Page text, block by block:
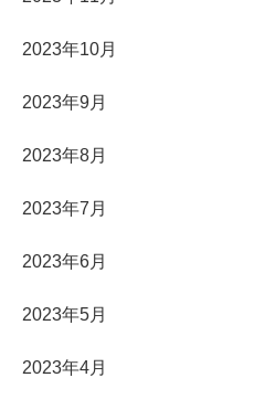
2023年10月
2023年9月
2023年8月
2023年7月
2023年6月
2023年5月
2023年4月